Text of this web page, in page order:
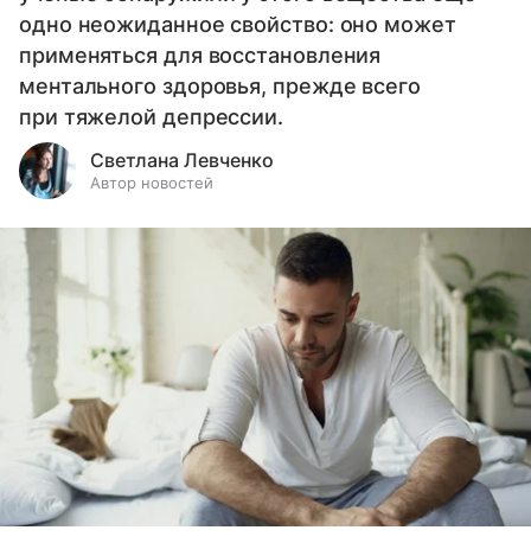
одно неожиданное свойство: оно может
применяться для восстановления
ментального здоровья, прежде всего
при тяжелой депрессии.
Светлана Левченко
Автор новостей